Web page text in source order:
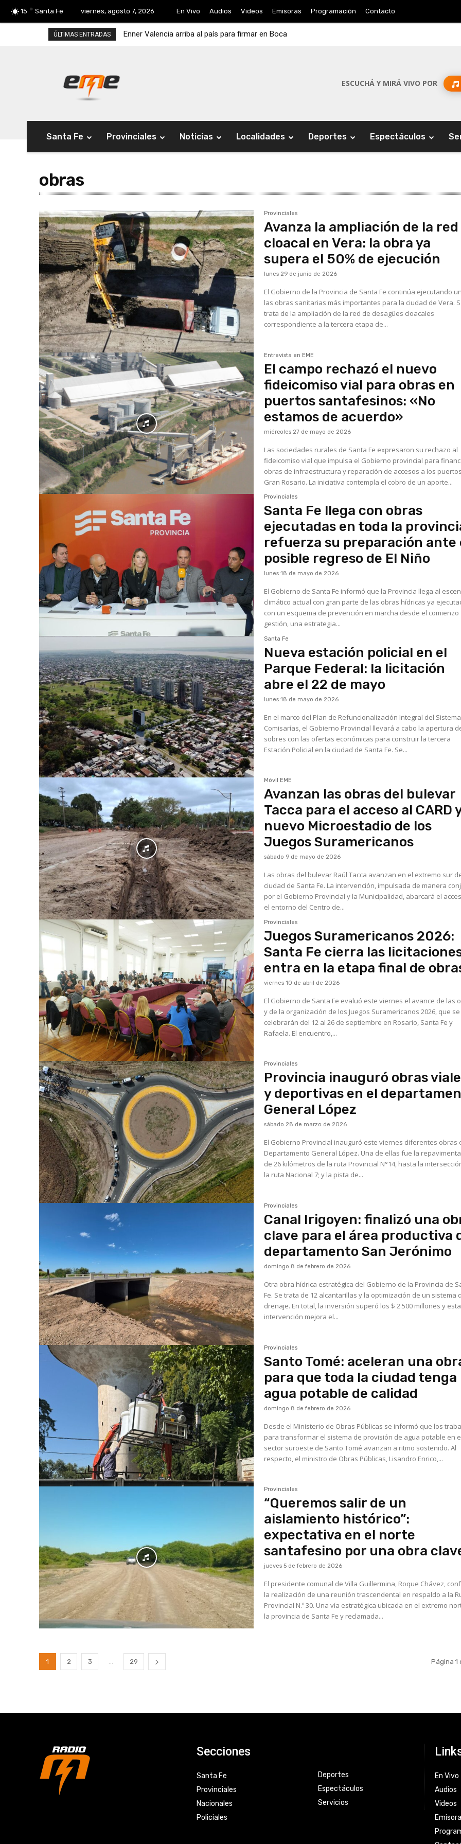
15 C Santa Fe viernes, agosto 7, 2026 En Vivo Audios Videos Emisoras Programación Contacto
ÚLTIMAS ENTRADAS Enner Valencia arriba al país para firmar en Boca
ESCUCHÁ Y MIRÁ VIVO POR
Santa Fe Provinciales Noticias Localidades Deportes Espectáculos
obras
Provinciales
Avanza la ampliación de la red
cloacal en Vera: la obra ya
supera el 50% de ejecución
lunes 29 de junio de 2026
El Gobierno de la Provincia de Santa Fe continúa ejecutando
las obras sanitarias más importantes para la ciudad de Vera.
trata de la ampliación de la red de desagües cloacales
correspondiente a la tercera etapa de...
Entrevista en EME
El campo rechazó el nuevo
fideicomiso vial para obras en
puertos santafesinos: «No
estamos de acuerdo»
miércoles 27 de mayo de 2026
Las sociedades rurales de Santa Fe expresaron su rechazo al
fideicomiso vial que impulsa el Gobierno provincial para
obras de infraestructura y reparación de accesos a los
Gran Rosario. La iniciativa contempla el cobro de un aporte...
Provinciales
Santa Fe llega con obras
ejecutadas en toda la
refuerza su preparación ante
posible regreso de El Niño
lunes 18 de mayo de 2026
El Gobierno de Santa Fe informó que la Provincia llega al
climático actual con gran parte de las obras hídricas ya
con un esquema de prevención en marcha desde el comienzo
gestión, una estrategia...
Santa Fe
Nueva estación policial en el
Parque Federal: la licitación
abre el 22 de mayo
lunes 18 de mayo de 2026
En el marco del Plan de Refuncionalización Integral del
Comisarías, el Gobierno Provincial llevará a cabo la apertura
sobres con las ofertas económicas para construir la tercera
Estación Policial en la ciudad de Santa Fe. Se...
Móvil EME
Avanzan las obras del bulevar
Tacca para el acceso al CARD
nuevo Microestadio de los
Juegos Suramericanos
sábado 9 de mayo de 2026
Las obras del bulevar Raúl Tacca avanzan en el extremo sur
ciudad de Santa Fe. La intervención, impulsada de manera
por el Gobierno Provincial y la Municipalidad, abarcará el
el entorno del Centro de...
Provinciales
Juegos Suramericanos 2026:
Santa Fe cierra las
entra en la etapa final de
viernes 10 de abril de 2026
El Gobierno de Santa Fe evaluó este viernes el avance de las
y de la organización de los Juegos Suramericanos 2026, que se
celebrarán del 12 al 26 de septiembre en Rosario, Santa Fe y
Rafaela. El encuentro,...
Provinciales
Provincia inauguró obras
y deportivas en el
General López
sábado 28 de marzo de 2026
El Gobierno Provincial inauguró este viernes diferentes obras
Departamento General López. Una de ellas fue la
de 26 kilómetros de la ruta Provincial N°14, hasta la
la ruta Nacional 7; y la pista de...
Provinciales
Canal Irigoyen: finalizó una
clave para el área productiva
departamento San Jerónimo
domingo 8 de febrero de 2026
Otra obra hídrica estratégica del Gobierno de la Provincia de
Fe. Se trata de 12 alcantarillas y la optimización de un sistema
drenaje. En total, la inversión superó los $ 2.500 millones y esta
intervención mejora el...
Provinciales
Santo Tomé: aceleran una
para que toda la ciudad tenga
agua potable de calidad
domingo 8 de febrero de 2026
Desde el Ministerio de Obras Públicas se informó que los
para transformar el sistema de provisión de agua potable en
sector suroeste de Santo Tomé avanzan a ritmo sostenido. Al
respecto, el ministro de Obras Públicas, Lisandro Enrico,...
Provinciales
“Queremos salir de un
aislamiento histórico”:
expectativa en el norte
santafesino por una obra
jueves 5 de febrero de 2026
El presidente comunal de Villa Guillermina, Roque Chávez,
la realización de una reunión trascendental en respaldo a la
Provincial N.º 30. Una vía estratégica ubicada en el extremo
la provincia de Santa Fe y reclamada...
1 2 3 29 Página 1
Secciones
Santa Fe
Provinciales
Nacionales
Policiales
Deportes
Espectáculos
Servicios
En Vivo
Audios
Videos